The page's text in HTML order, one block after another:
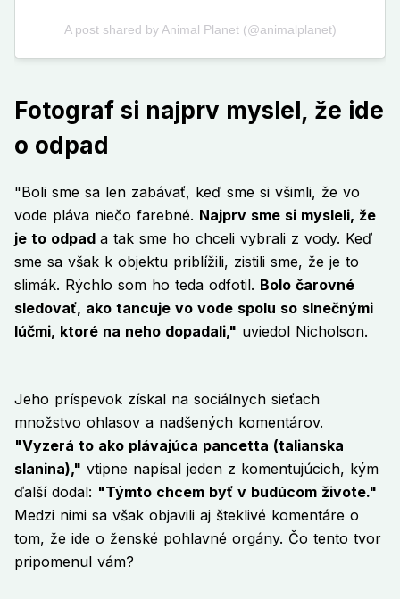
Fotograf si najprv myslel, že ide
o odpad
"Boli sme sa len zabávať, keď sme si všimli, že vo
vode pláva niečo farebné. Najprv sme si mysleli, že
je to odpad a tak sme ho chceli vybrali z vody. Keď
sme sa však k objektu priblížili, zistili sme, že je to
slimák. Rýchlo som ho teda odfotil. Bolo čarovné
sledovať, ako tancuje vo vode spolu so slnečnými
lúčmi, ktoré na neho dopadali," uviedol Nicholson.
Jeho príspevok získal na sociálnych sieťach
množstvo ohlasov a nadšených komentárov.
"Vyzerá to ako plávajúca pancetta (talianska
slanina)," vtipne napísal jeden z komentujúcich, kým
ďalší dodal: "Týmto chcem byť v budúcom živote."
Medzi nimi sa však objavili aj šteklivé komentáre o
tom, že ide o ženské pohlavné orgány. Čo tento tvor
pripomenul vám?